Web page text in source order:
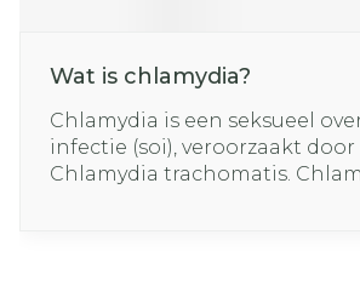
Wat is chlamydia?
Chlamydia is een seksueel
infectie (soi), veroorzaakt
Chlamydia trachomatis.